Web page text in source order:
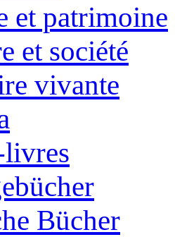
et patrimoine
et société
vivante
Bücher